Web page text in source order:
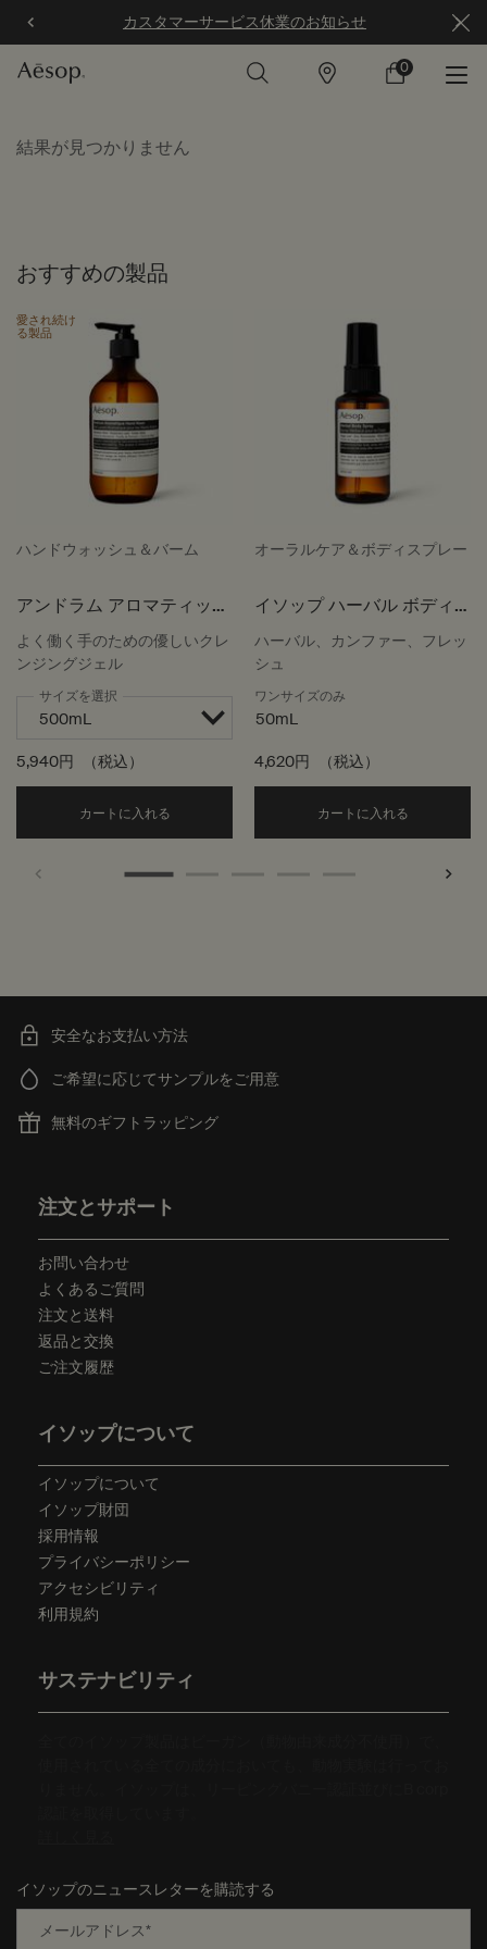
カスタマーサービス休業のお知らせ
店
カ
0
0 カート内の製
結果が見つかりません
おすすめの製品
愛され続け
る製品
ハンドウォッシュ＆バーム
アンドラム アロマティック
ハンドウォッシュ
よく働く手のための優しいクレ
ンジングジェル
サイズを選択
5,940円 （税込）
カートに入れる Add the アンドラム アロマティック ハンド
オーラルケア＆ボディスプレー
イソップ ハーバル ボディ
スプレー
ハーバル、カンファー、フレッ
シュ
ワンサイズのみ
50mL
4,620円 （税込）
カートに入れる
安全なお支払い方法
ご希望に応じてサンプルをご用意
無料のギフトラッピング
注文とサポート
お問い合わせ
よくあるご質問
注文と送料
返品と交換
ご注文履歴
イソップについて
イソップについて
イソップ財団
採用情報
プライバシーポリシー
アクセシビリティ
利用規約
サステナビリティ
イソップのニュースレターを購読する
メールアドレス*